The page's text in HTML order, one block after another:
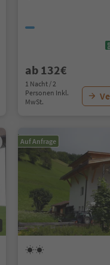
ab 132€
1 Nacht / 2
Personen Inkl.
MwSt.
Auf Anfrage